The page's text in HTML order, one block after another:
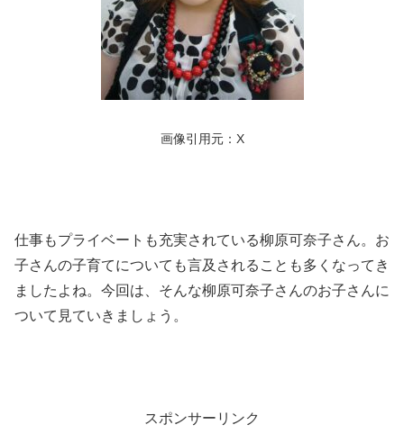
画像引用元：X
仕事もプライベートも充実されている柳原可奈子さん。お
子さんの子育てについても言及されることも多くなってき
ましたよね。今回は、そんな柳原可奈子さんのお子さんに
ついて見ていきましょう。
スポンサーリンク